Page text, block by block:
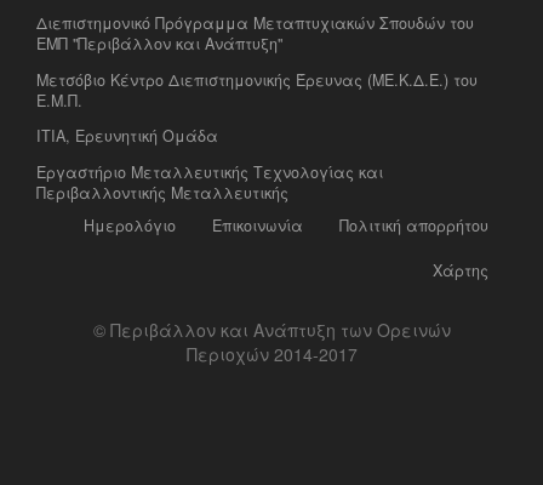
Διεπιστημονικό Πρόγραμμα Μεταπτυχιακών Σπουδών του
ΕΜΠ "Περιβάλλον και Ανάπτυξη"
Μετσόβιο Κέντρο Διεπιστημονικής Έρευνας (ΜΕ.Κ.Δ.Ε.) του
Ε.Μ.Π.
ΙΤΙΑ, Ερευνητική Ομάδα
Eργαστήριο Mεταλλευτικής Tεχνολογίας και
Περιβαλλοντικής Μεταλλευτικής
Πολιτική απορρήτου
Επικοινωνία
Ημερολόγιο
Χάρτης
© Περιβάλλον και Ανάπτυξη των Ορεινών
Περιοχών 2014-2017